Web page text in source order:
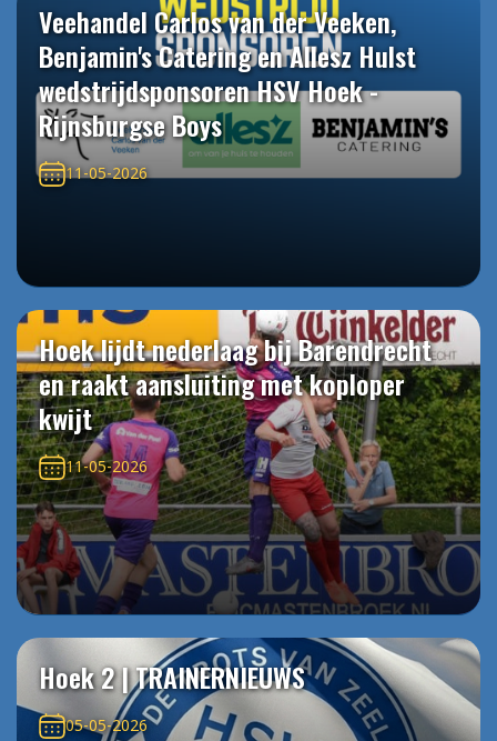
Veehandel Carlos van der Veeken,
Benjamin's Catering en Allesz Hulst
wedstrijdsponsoren HSV Hoek -
Rijnsburgse Boys
11-05-2026
Hoek lijdt nederlaag bij Barendrecht
en raakt aansluiting met koploper
kwijt
11-05-2026
Hoek 2 | TRAINERNIEUWS
05-05-2026